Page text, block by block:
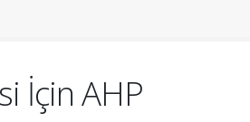
İçin AHP